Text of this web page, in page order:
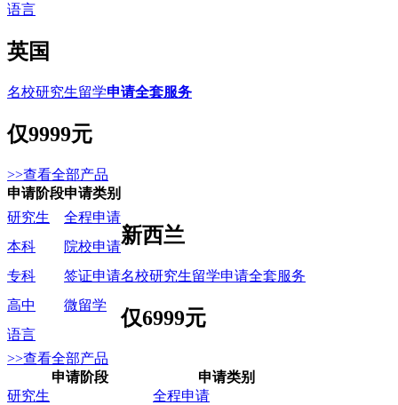
语言
英国
名校研究生留学申请全套服务
仅9999元
>>查看全部产品
申请阶段申请类别
研究生
全程申请
新西兰
名校研究生留学申请全套服务
仅6999元
本科
院校申请
专科
签证申请
高中
微留学
语言
>>查看全部产品
申请阶段
申请类别
研究生
全程申请